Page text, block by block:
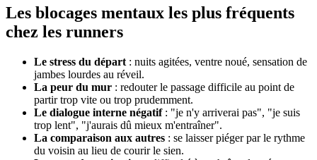
Les blocages mentaux les plus fréquents
chez les runners
Le stress du départ : nuits agitées, ventre noué, sensation de
jambes lourdes au réveil.
La peur du mur : redouter le passage difficile au point de
partir trop vite ou trop prudemment.
Le dialogue interne négatif: "je n'y arriverai pas", "je suis
trop lent", "j'aurais dû mieux m'entraîner".
La comparaison aux autres : se laisser piéger par le rythme
du voisin au lieu de courir le sien.